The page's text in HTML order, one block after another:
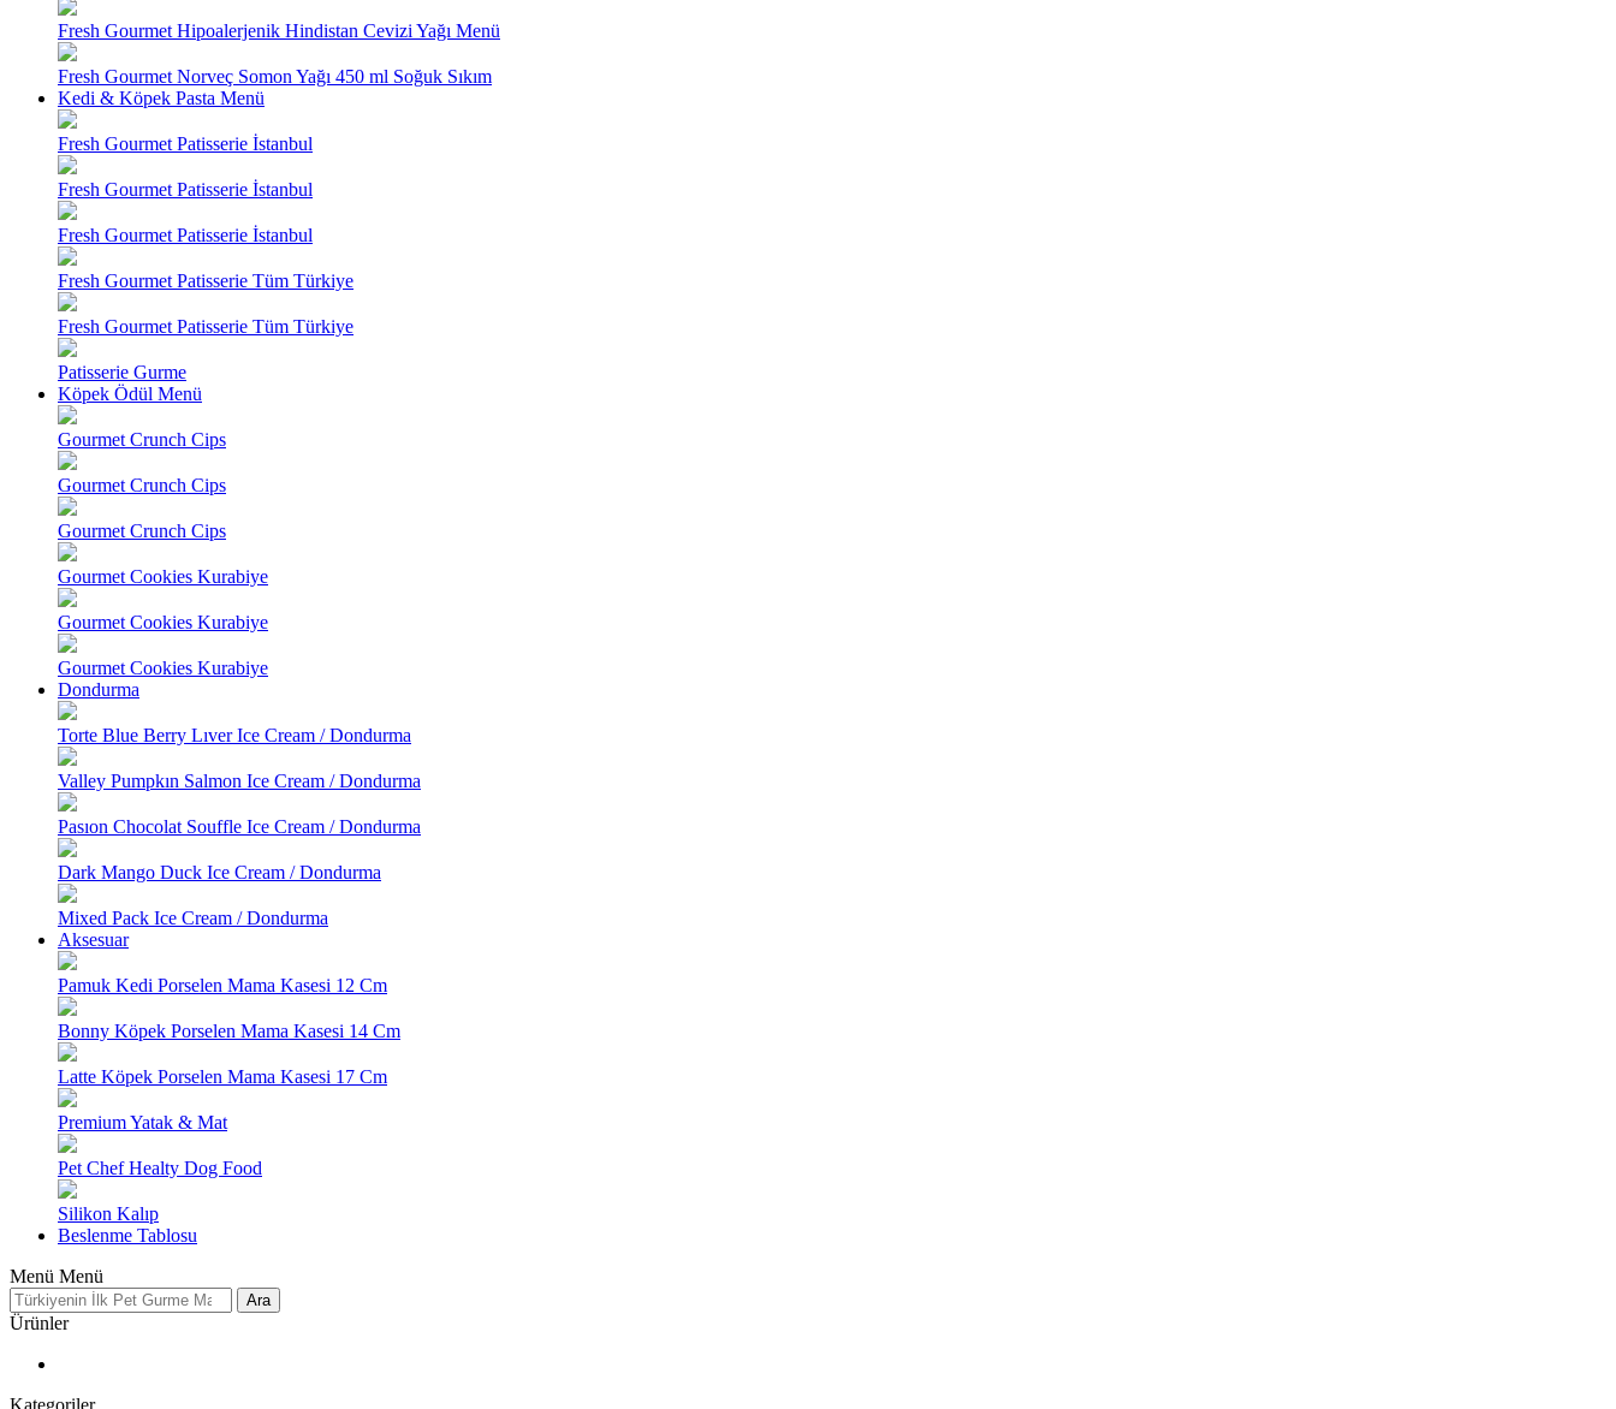
Fresh Gourmet Hipoalerjenik Hindistan Cevizi Yağı Menü
Fresh Gourmet Norveç Somon Yağı 450 ml Soğuk Sıkım
Kedi & Köpek Pasta Menü
Fresh Gourmet Patisserie İstanbul
Fresh Gourmet Patisserie İstanbul
Fresh Gourmet Patisserie İstanbul
Fresh Gourmet Patisserie Tüm Türkiye
Fresh Gourmet Patisserie Tüm Türkiye
Patisserie Gurme
Köpek Ödül Menü
Gourmet Crunch Cips
Gourmet Crunch Cips
Gourmet Crunch Cips
Gourmet Cookies Kurabiye
Gourmet Cookies Kurabiye
Gourmet Cookies Kurabiye
Dondurma
Torte Blue Berry Lıver Ice Cream / Dondurma
Valley Pumpkın Salmon Ice Cream / Dondurma
Pasıon Chocolat Souffle Ice Cream / Dondurma
Dark Mango Duck Ice Cream / Dondurma
Mixed Pack Ice Cream / Dondurma
Aksesuar
Pamuk Kedi Porselen Mama Kasesi 12 Cm
Bonny Köpek Porselen Mama Kasesi 14 Cm
Latte Köpek Porselen Mama Kasesi 17 Cm
Premium Yatak & Mat
Pet Chef Healty Dog Food
Silikon Kalıp
Beslenme Tablosu
Menü Menü
Ara
Ürünler
Kategoriler